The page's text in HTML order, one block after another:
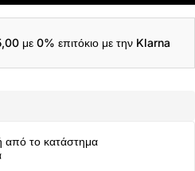
με 0% επιτόκιο με την Klarna
από το κατάστημα